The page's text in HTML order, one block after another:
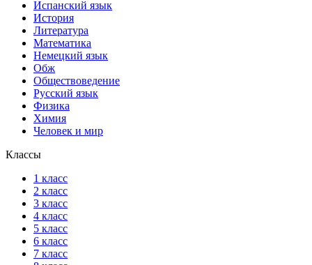
Испанский язык
История
Литература
Математика
Немецкий язык
Обж
Обществоведение
Русский язык
Физика
Химия
Человек и мир
Классы
1 класс
2 класс
3 класс
4 класс
5 класс
6 класс
7 класс